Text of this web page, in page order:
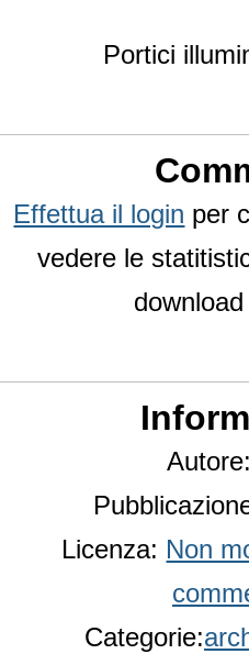
Portici
Effettua il login per
vedere le
Autore:
Licenza: Non
Categorie: